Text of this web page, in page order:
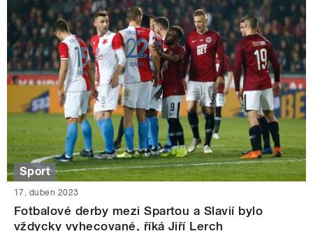
Sport
17. duben 2023
Fotbalové derby mezi Spartou a Slavií bylo
vždycky vyhecované, říká Jiří Lerch